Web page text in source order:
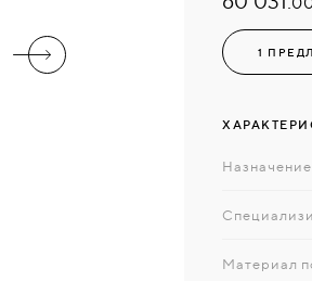
1
Назначение
Материал